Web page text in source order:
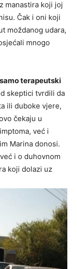
manastira koji joj
Čak i oni koji
moždanog udara,
mnogo
terapeutski
skeptici tvrdili da
ili duboke vjere,
čekaju u
već i
Marina donosi.
i o duhovnom
koji dolazi uz